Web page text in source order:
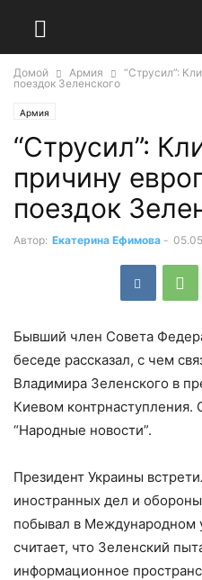
Домой Армия
“Струсил”:
поездок Зеленского
Армия
“Струсил”:
причину
поездок
Автор: Екатерина Ефимова -
Бывший член Совета
беседе рассказал, с чем
Владимира Зеленского в
Киевом
“Народные новости”.
Президент Украины
иностранных дел и
побывал в Международном
считает, что Зеленский
информационное